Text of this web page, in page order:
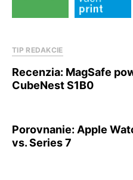
TIP REDAKCIE
Recenzia: MagSafe
CubeNest S1B0
Porovnanie: Apple
vs. Series 7